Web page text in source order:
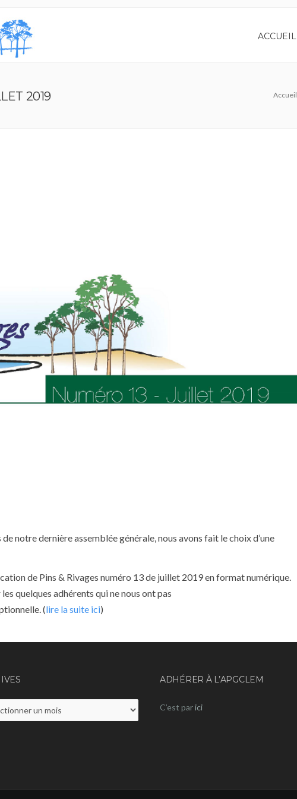
ACCUEIL
Accueil
2019
notre dernière assemblée générale, nous avons fait le choix d’une
de Pins & Rivages numéro 13 de juillet 2019 en format numérique.
quelques adhérents qui ne nous ont pas
(lire la suite ici)
ADHÉRER À L’APGCLEM
C’est parici